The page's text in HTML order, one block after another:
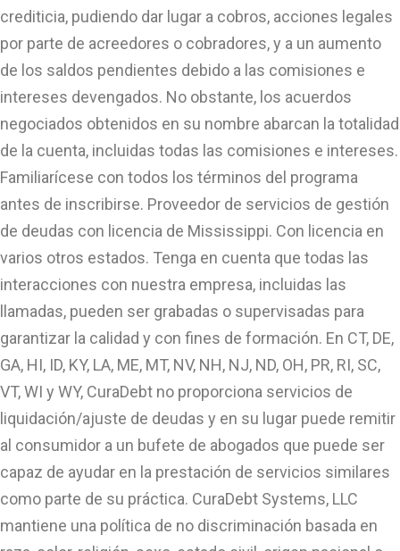
crediticia, pudiendo dar lugar a cobros, acciones legales
por parte de acreedores o cobradores, y a un aumento
de los saldos pendientes debido a las comisiones e
intereses devengados. No obstante, los acuerdos
negociados obtenidos en su nombre abarcan la totalidad
de la cuenta, incluidas todas las comisiones e intereses.
Familiarícese con todos los términos del programa
antes de inscribirse. Proveedor de servicios de gestión
de deudas con licencia de Mississippi. Con licencia en
varios otros estados. Tenga en cuenta que todas las
interacciones con nuestra empresa, incluidas las
llamadas, pueden ser grabadas o supervisadas para
garantizar la calidad y con fines de formación. En CT, DE,
GA, HI, ID, KY, LA, ME, MT, NV, NH, NJ, ND, OH, PR, RI, SC,
VT, WI y WY, CuraDebt no proporciona servicios de
liquidación/ajuste de deudas y en su lugar puede remitir
al consumidor a un bufete de abogados que puede ser
capaz de ayudar en la prestación de servicios similares
como parte de su práctica. CuraDebt Systems, LLC
mantiene una política de no discriminación basada en